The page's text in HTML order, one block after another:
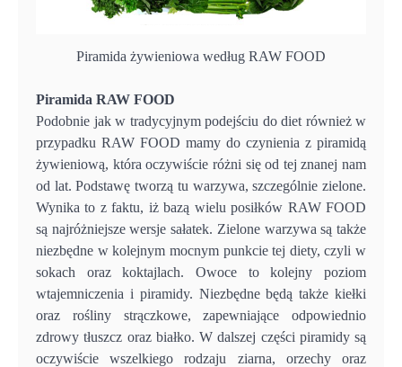
Piramida żywieniowa według RAW FOOD
Piramida RAW FOOD
Podobnie jak w tradycyjnym podejściu do diet również w
przypadku RAW FOOD mamy do czynienia z piramidą
żywieniową, która oczywiście różni się od tej znanej nam
od lat. Podstawę tworzą tu warzywa, szczególnie zielone.
Wynika to z faktu, iż bazą wielu posiłków RAW FOOD
są najróżniejsze wersje sałatek. Zielone warzywa są także
niezbędne w kolejnym mocnym punkcie tej diety, czyli w
sokach oraz koktajlach. Owoce to kolejny poziom
wtajemniczenia i piramidy. Niezbędne będą także kiełki
oraz rośliny strączkowe, zapewniające odpowiednio
zdrowy tłuszcz oraz białko. W dalszej części piramidy są
oczywiście wszelkiego rodzaju ziarna, orzechy oraz